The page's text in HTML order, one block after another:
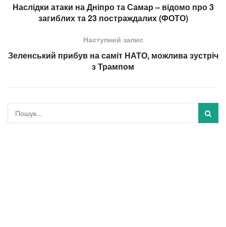
Наслідки атаки на Дніпро та Самар – відомо про 3
загиблих та 23 постраждалих (ФОТО)
Наступний запис
Зеленський прибув на саміт НАТО, можлива зустріч
з Трампом